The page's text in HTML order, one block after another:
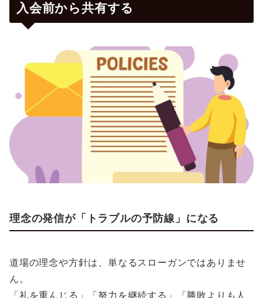
入会前から共有する
理念の発信が「トラブルの予防線」になる
道場の理念や方針は、単なるスローガンではありませ
ん。
「礼を重んじる」「努力を継続する」「勝敗よりも人